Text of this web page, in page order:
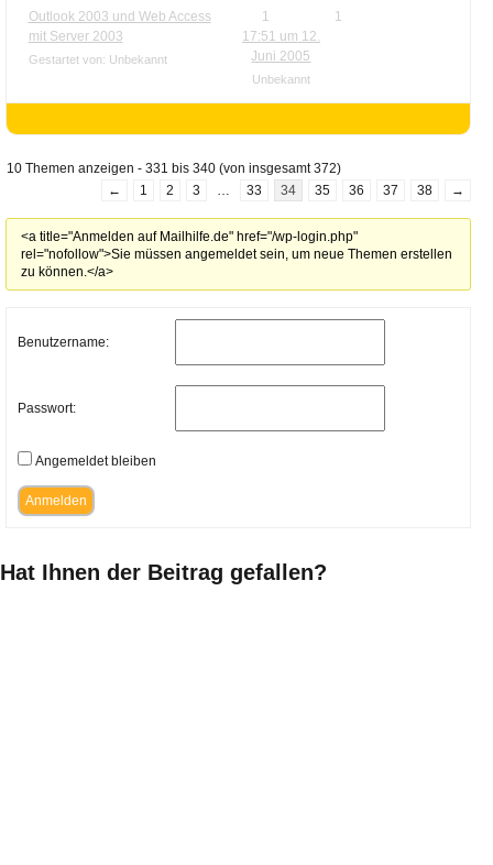
Outlook 2003 und Web Access
mit Server 2003
Gestartet von: Unbekannt
1
1
17:51 um 12.
Juni 2005
Unbekannt
10 Themen anzeigen - 331 bis 340 (von insgesamt 372)
←
1 2 3 33 34 35 36 37 38 →
<a title="Anmelden auf Mailhilfe.de" href="/wp-login.php"
rel="nofollow">Sie müssen angemeldet sein, um neue Themen erstellen
zu können.</a>
Benutzername:
Passwort:
Angemeldet bleiben
Anmelden
Hat Ihnen der Beitrag gefallen?